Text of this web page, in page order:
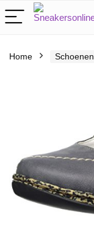
Home Schoenen